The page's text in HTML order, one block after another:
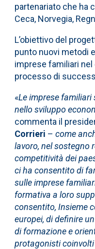
partenariato che ha
Ceca, Norvegia,
L’obiettivo del
punto nuovi metodi
imprese familiari
processo di
«Le imprese
nello sviluppo
commenta il
Corrieri – come
lavoro, nel sostegno
competitività dei
ci ha consentito di
sulle imprese
formativa a loro
consentito, Insieme
europei, di definire
di formazione e
protagonisti